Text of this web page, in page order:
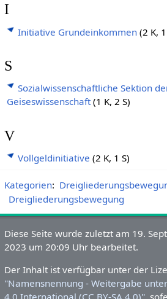
I
Initiative Grundeinkommen (2 K,
S
Sozialwissenschaftliche Sektion
Geiseswissenschaft (1 K, 2 S)
V
Vollgeldinitiative (2 K, 1 S)
Kategorien:
Dreigliederungsbewegung
Diese Seite wurde zuletzt am 19.
September 2023 um 20:09 Uhr
bearbeitet.